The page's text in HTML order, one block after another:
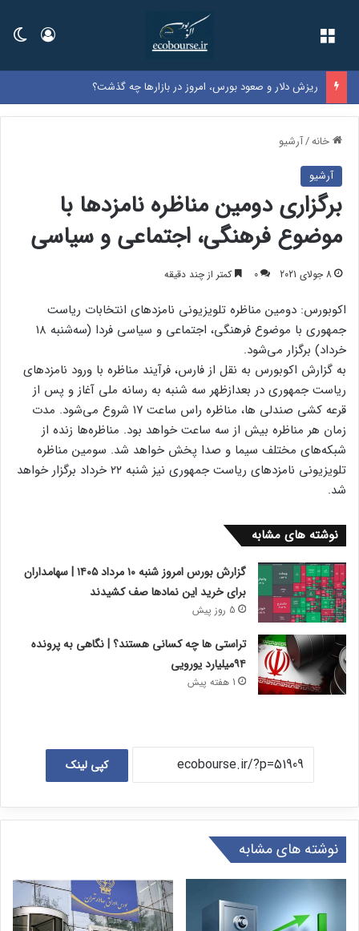
ورود
ریزش دلار و صعود بورس، امروز در بازارها چه گذشت؟
خانه/آرشیو
آرشیو
برگزاری دومین مناظره نامزدها با
موضوع فرهنگی، اجتماعی و سیاسی
8 جولای 2021 0 کمتر از چند دقیقه
اکوبورس: دومین مناظره تلویزیونی نامزد‌های انتخابات ریاست
جمهوری با موضوع فرهنگی، اجتماعی و سیاسی فردا (سه‌شنبه ۱۸
خرداد) برگزار می‌شود.
به گزارش اکوبورس به نقل از فارس، فرآیند مناظره با ورود نامزد‌های
ریاست جمهوری در بعدازظهر سه شنبه به رسانه ملی آغاز و پس از
قرعه کشی صندلی ها، مناظره راس ساعت ۱۷ شروع می‌شود. مدت
زمان هر مناظره بیش از سه ساعت خواهد بود. مناظره‌ها زنده از
شبکه‌های مختلف سیما و صدا پخش خواهد شد. سومین مناظره
تلویزیونی نامزد‌های ریاست جمهوری نیز شنبه ۲۲ خرداد برگزار خواهد
شد.
نوشته های مشابه
گزارش بورس امروز شنبه ۱۰ مرداد ۱۴۰۵ | سهامداران
برای خرید این نمادها صف کشیدند
5 روز پیش
تراستی ها چه کسانی هستند؟ | نگاهی به پرونده
۹۴میلیارد یورویی
1 هفته پیش
کپی لینک
نوشته های مشابه